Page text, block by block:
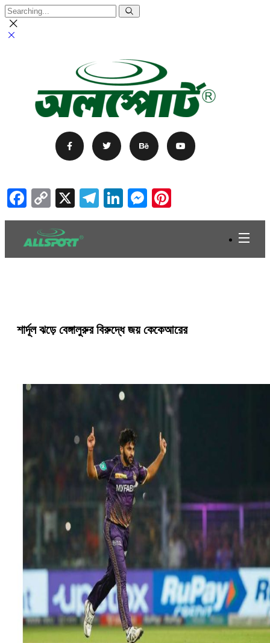
Facebook
Copy
Link
X Telegram
LinkedIn
Messenger
শার্দূল ঝড়ে বেঙ্গালুরুর বিরুদ্ধে জয় কেকেআরের